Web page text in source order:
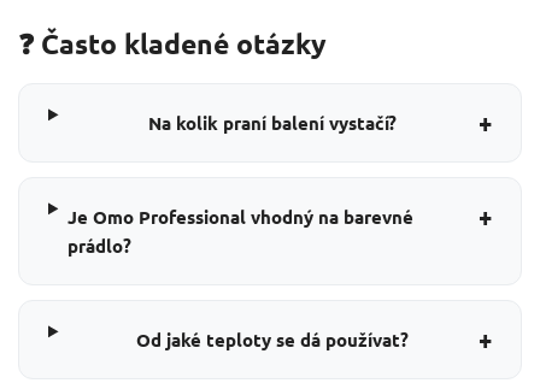
❓ Často kladené otázky
Na kolik praní balení vystačí? +
Je Omo Professional vhodný na barevné
prádlo?
+
Od jaké teploty se dá používat? +